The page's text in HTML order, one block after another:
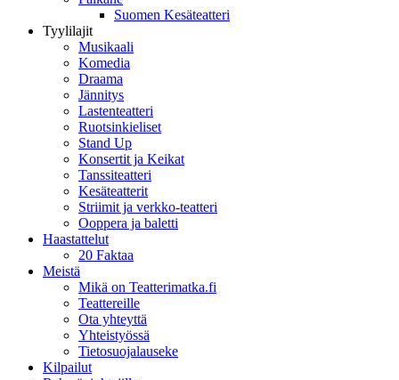
Suomen Kesäteatteri
Tyylilajit
Musikaali
Komedia
Draama
Jännitys
Lastenteatteri
Ruotsinkieliset
Stand Up
Konsertit ja Keikat
Tanssiteatteri
Kesäteatterit
Striimit ja verkko-teatteri
Ooppera ja baletti
Haastattelut
20 Faktaa
Meistä
Mikä on Teatterimatka.fi
Teattereille
Ota yhteyttä
Yhteistyössä
Tietosuojalauseke
Kilpailut